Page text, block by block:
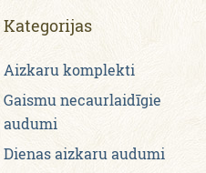
Kategorijas
Aizkaru komplekti
Gaismu necaurlaidīgie
audumi
Dienas aizkaru audumi